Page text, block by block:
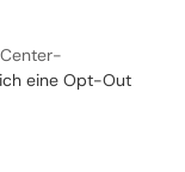
eine Opt-Out